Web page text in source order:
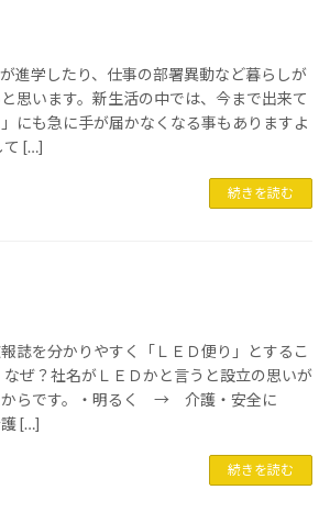
進学したり、仕事の部署異動など暮らしが
思います。新生活の中では、今まで出来て
にも急に手が届かなくなる事もありますよ
て […]
続きを読む
誌を分かりやすく「ＬＥＤ便り」とするこ
ぜ？社名がＬＥＤかと言うと設立の思いが
からです。・明るく → 介護・安全に
[…]
続きを読む